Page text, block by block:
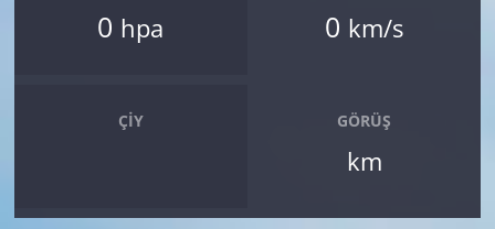
0 hpa 0 km/s
ÇIY GÖRÜŞ
km